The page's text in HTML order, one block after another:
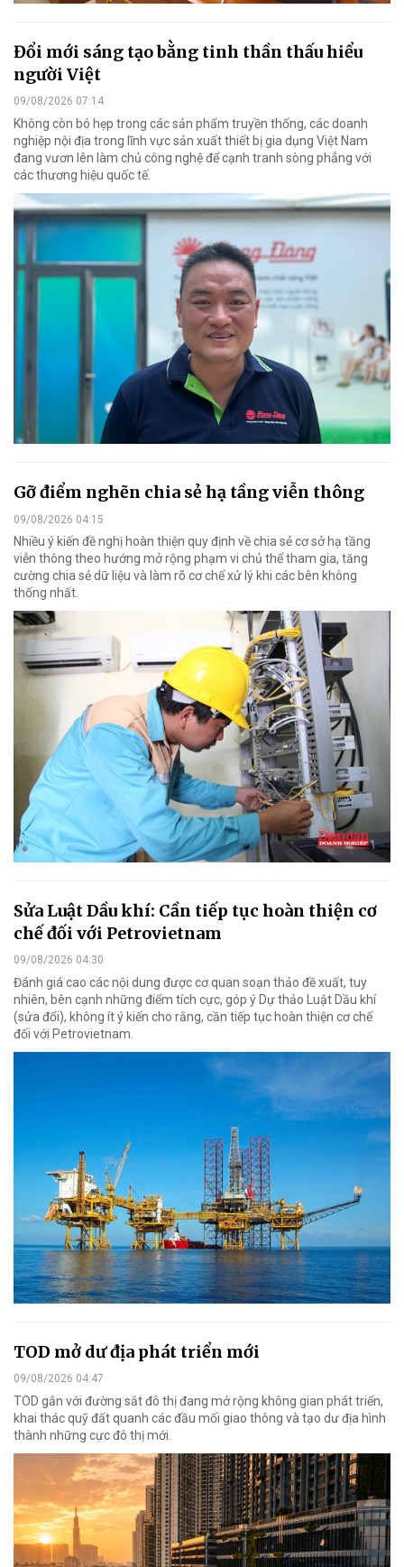
Đổi mới sáng tạo bằng tinh thần thấu hiểu
người Việt
09/08/2026 07:14
Không còn bó hẹp trong các sản phẩm truyền thống, các doanh
nghiệp nội địa trong lĩnh vực sản xuất thiết bị gia dụng Việt Nam
đang vươn lên làm chủ công nghệ để cạnh tranh sòng phẳng với
các thương hiệu quốc tế.
Gỡ điểm nghẽn chia sẻ hạ tầng viễn thông
09/08/2026 04:15
Nhiều ý kiến đề nghị hoàn thiện quy định về chia sẻ cơ sở hạ tầng
viễn thông theo hướng mở rộng phạm vi chủ thể tham gia, tăng
cường chia sẻ dữ liệu và làm rõ cơ chế xử lý khi các bên không
thống nhất.
Sửa Luật Dầu khí: Cần tiếp tục hoàn thiện cơ
chế đối với Petrovietnam
09/08/2026 04:30
Đánh giá cao các nội dung được cơ quan soạn thảo đề xuất, tuy
nhiên, bên cạnh những điểm tích cực, góp ý Dự thảo Luật Dầu khí
(sửa đổi), không ít ý kiến cho rằng, cần tiếp tục hoàn thiện cơ chế
đối với Petrovietnam.
TOD mở dư địa phát triển mới
09/08/2026 04:47
TOD gắn với đường sắt đô thị đang mở rộng không gian phát triển,
khai thác quỹ đất quanh các đầu mối giao thông và tạo dư địa hình
thành những cực đô thị mới.